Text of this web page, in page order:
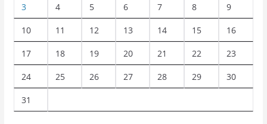
3 4 5 6 7 8 9
10 11 12 13 14 15 16
17 18 19 20 21 22 23
24 25 26 27 28 29 30
31